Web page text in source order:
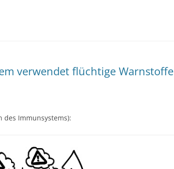
verwendet flüchtige Warnstoffe
des Immunsystems):